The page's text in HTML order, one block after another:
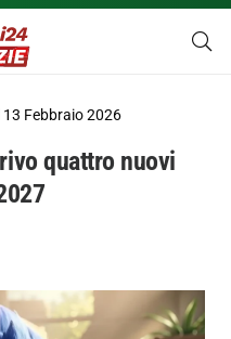
13 Febbraio 2026
quattro nuovi